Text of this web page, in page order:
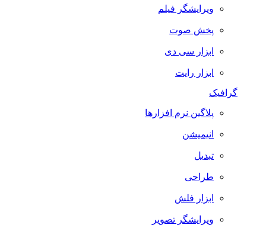
ویرایشگر فیلم
پخش صوت
ابزار سی دی
ابزار رایت
گرافیک
پلاگین نرم افزارها
انیمیشن
تبدیل
طراحی
ابزار فلش
ویرایشگر تصویر